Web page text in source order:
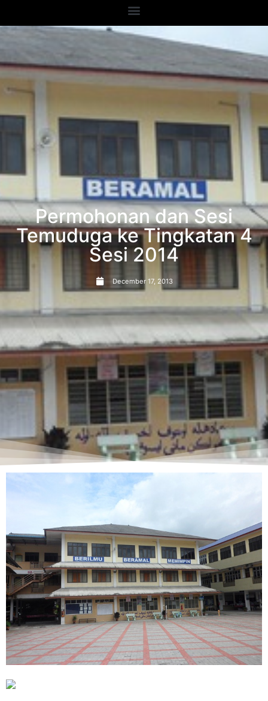
Permohonan dan Sesi
Temuduga ke Tingkatan 4
Sesi 2014
December 17, 2013